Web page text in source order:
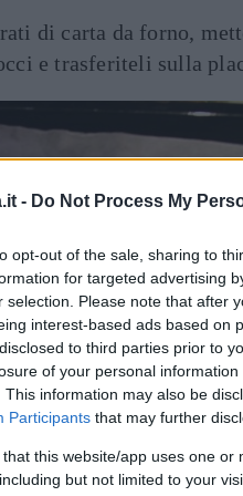
- Do Not Process My
opt-out of the sale, sharing to
for targeted advertising
selection. Please note that after
interest-based ads based on
to third parties prior to
of your personal
This information may also be
Participants that may further
this website/app uses one
but not limited to your
di carta da forno,
e trasferiteli sulla